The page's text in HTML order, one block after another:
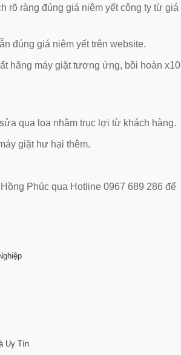
rõ ràng đúng giá niêm yết công ty từ giá
đúng giá niêm yết trên website.
hãng máy giặt tương ứng, bồi hoàn x10
qua loa nhằm trục lợi từ khách hàng.
giặt hư hại thêm.
Phúc qua Hotline 0967 689 286 để
Uy Tín